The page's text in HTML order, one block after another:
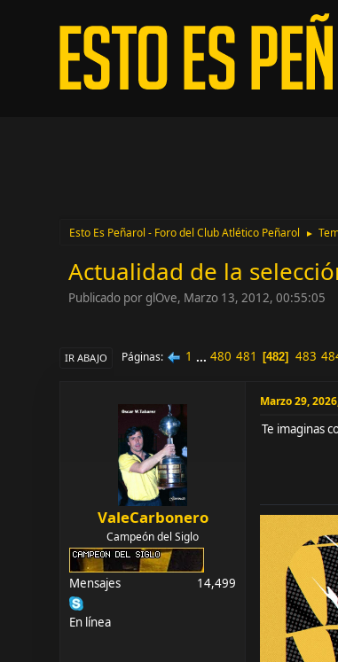
Esto Es Peñarol - Foro del Club Atlético Peñarol ►
Actualidad de la
Publicado por glOve, Marzo 13, 2012, 00:55:05
IR ABAJO Páginas 1 ... 480 481 482 483
ValeCarbonero
Campeón del Siglo
Mensajes 14,499
En línea
Marzo 29,
Te imaginas